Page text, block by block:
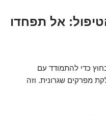
אל תפחדו
כדי להתמודד עם
מפרקים שגרונית. וזה